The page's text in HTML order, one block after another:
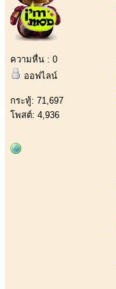
ความหื่น : 0
ออฟไลน์
กระทู้: 71,697
โพสต์: 4,936